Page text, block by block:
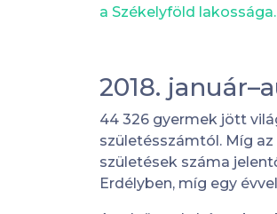
a Székelyföld lakossága.
2018.
44 326 gyermek jött
születésszámtól. Míg
születések száma
Erdélyben, míg egy